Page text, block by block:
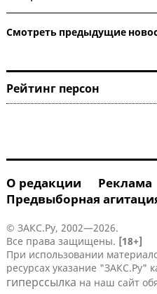
Смотреть
Рейтинг
О редакции
Реклама
Предвыборная
© ЗАКС.Ру, 2002—2026.
Все права защищены. [18+]
При использовании
ресурсах указание "ЗАКС.Ру"
гиперссылка на наш сайт